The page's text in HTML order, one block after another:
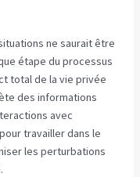
ne saurait être
étape du processus
total de la vie privée
des informations
avec
travailler dans le
les perturbations